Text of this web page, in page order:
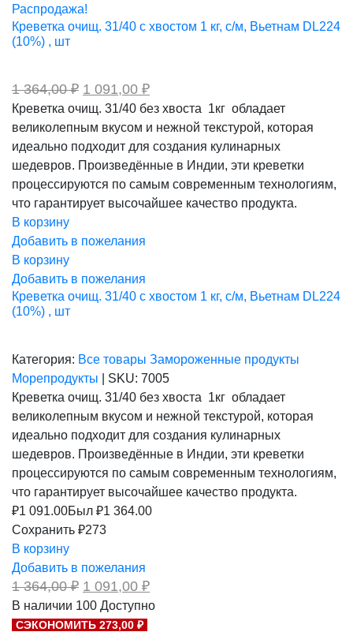
419,00 ₽.
Распродажа!
Креветка очищ. 31/40 с хвостом 1 кг, с/м, Вьетнам DL224
(10%) , шт
1 364,00₽ Первоначальная
цена
составляла
1
364,00 ₽.
1 091,00 ₽Текущая
1
091,00 ₽.
Креветка очищ. 31/40 без хвоста 1кг обладает
великолепным вкусом и нежной текстурой, которая
идеально подходит для создания кулинарных
шедевров. Произведённые в Индии, эти креветки
процессируются по самым современным технологиям,
что гарантирует высочайшее качество продукта.
В корзину
Добавить в пожелания
В корзину
Добавить в пожелания
Креветка очищ. 31/40 с хвостом 1 кг, с/м, Вьетнам DL224
(10%) , шт
Категория: Все товары Замороженные продукты
Морепродукты
SKU: 7005
Креветка очищ. 31/40 без хвоста 1кг обладает
великолепным вкусом и нежной текстурой, которая
идеально подходит для создания кулинарных
шедевров. Произведённые в Индии, эти креветки
процессируются по самым современным технологиям,
что гарантирует высочайшее качество продукта.
₽1 091.00Был ₽1 364.00
Сохранить ₽273
В корзину
Добавить в пожелания
1 364,00₽ Первоначальная
цена
составляла
1
1 091,00 ₽Текущая
1
В наличии 100 Доступно
СЭКОНОМИТЬ 273,00 ₽